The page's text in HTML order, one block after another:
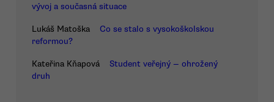
vývoj a současná situace
Lukáš Matoška
Co se stalo s vysokoškolskou
reformou?
Kateřina Kňapová
Student veřejný — ohrožený
druh